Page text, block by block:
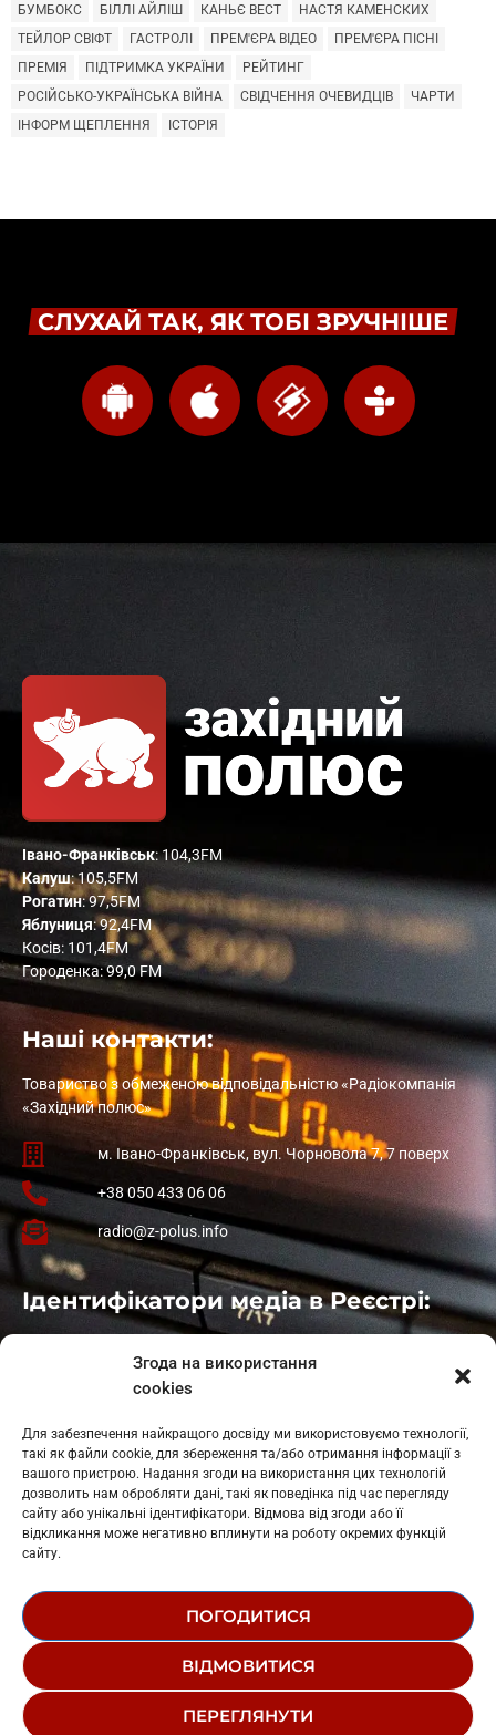
Згода на використання
cookies
Для забезпечення найкращого досвіду ми використовуємо технології,
такі як файли cookie, для збереження та/або отримання інформації з
вашого пристрою. Надання згоди на використання цих технологій
дозволить нам обробляти дані, такі як поведінка під час перегляду
сайту або унікальні ідентифікатори. Відмова від згоди або її
відкликання може негативно вплинути на роботу окремих функцій
сайту.
ПОГОДИТИСЯ
ВІДМОВИТИСЯ
ПЕРЕГЛЯНУТИ
БУМБОКС
БІЛЛІ АЙЛІШ КАНЬЄ ВЕСТ
НАСТЯ КАМЕНСКИХ
ТЕЙЛОР СВІФТ
ГАСТРОЛІ ПРЕМ'ЄРА ВІДЕО
ПРЕМ'ЄРА ПІСНІ
ПРЕМІЯ
ПІДТРИМКА УКРАЇНИ
РЕЙТИНГ
РОСІЙСЬКО-УКРАЇНСЬКА ВІЙНА
СВІДЧЕННЯ ОЧЕВИДЦІВ
ЧАРТИ
ІНФОРМ ЩЕПЛЕННЯ
ІСТОРІЯ
СЛУХАЙ ТАК, ЯК ТОБІ ЗРУЧНІШЕ
Івано-Франківськ: 104,3FM
Калуш: 105,5FM
Рогатин: 97,5FM
Яблуниця: 92,4FM
Косів: 101,4FM
Городенка: 99,0 FM
Наші контакти:
Товариство з обмеженою відповідальністю «Радіокомпанія
«Західний полюс»
м. Івано-Франківськ, вул. Чорновола 7, 7 поверх
+38 050 433 06 06
radio@z-polus.info
Ідентифікатори медіа в Реєстрі:
: L11-01410
: L11-01801
Косів: L11-01805
Гарасимів: L11-02274
© 1995-2026 РК «ЗАХІДНИЙ ПОЛЮС»
РЕДАКЦІЙНИЙ СТАТУТ
СТРУКТУРА ВЛАСНОСТІ